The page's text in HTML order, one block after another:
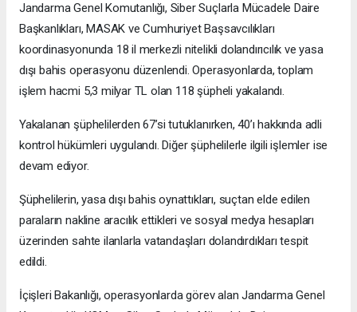
Jandarma Genel Komutanlığı, Siber Suçlarla Mücadele Daire
Başkanlıkları, MASAK ve Cumhuriyet Başsavcılıkları
koordinasyonunda 18 il merkezli nitelikli dolandırıcılık ve yasa
dışı bahis operasyonu düzenlendi. Operasyonlarda, toplam
işlem hacmi 5,3 milyar TL olan 118 şüpheli yakalandı.
Yakalanan şüphelilerden 67’si tutuklanırken, 40’ı hakkında adli
kontrol hükümleri uygulandı. Diğer şüphelilerle ilgili işlemler ise
devam ediyor.
Şüphelilerin, yasa dışı bahis oynattıkları, suçtan elde edilen
paraların nakline aracılık ettikleri ve sosyal medya hesapları
üzerinden sahte ilanlarla vatandaşları dolandırdıkları tespit
edildi.
İçişleri Bakanlığı, operasyonlarda görev alan Jandarma Genel